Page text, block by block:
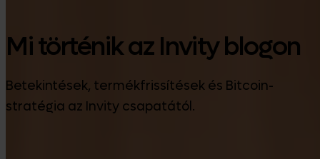
Mi történik az Invity blogon
Betekintések, termékfrissítések és Bitcoin-
stratégia az Invity csapatától.